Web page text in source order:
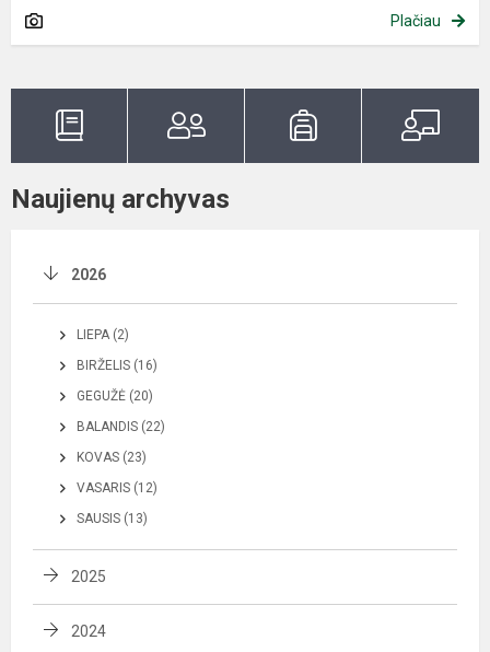
Plačiau
Naujienų archyvas
2026
LIEPA (2)
BIRŽELIS (16)
GEGUŽĖ (20)
BALANDIS (22)
KOVAS (23)
VASARIS (12)
SAUSIS (13)
2025
2024